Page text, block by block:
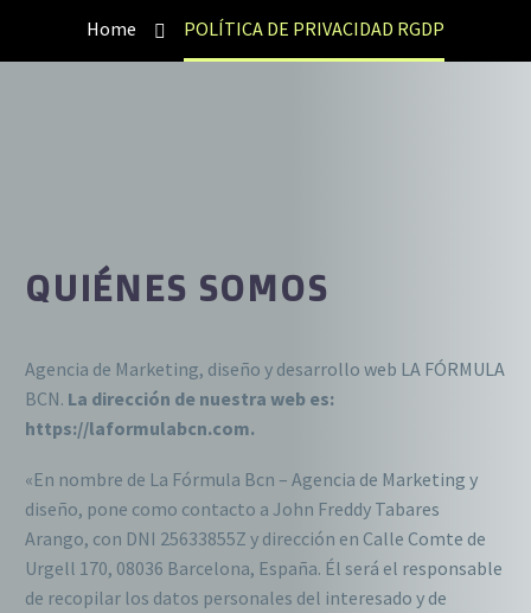
Home POLÍTICA DE PRIVACIDAD RGDP
QUIÉNES SOMOS
Agencia de Marketing, diseño y desarrollo web LA FÓRMULA
BCN. La dirección de nuestra web es:
https://laformulabcn.com.
«En nombre de La Fórmula Bcn – Agencia de Marketing y
diseño, pone como contacto a John Freddy Tabares
Arango, con DNI 25633855Z y dirección en Calle Comte de
Urgell 170, 08036 Barcelona, España. Él será el responsable
de recopilar los datos personales del interesado y de